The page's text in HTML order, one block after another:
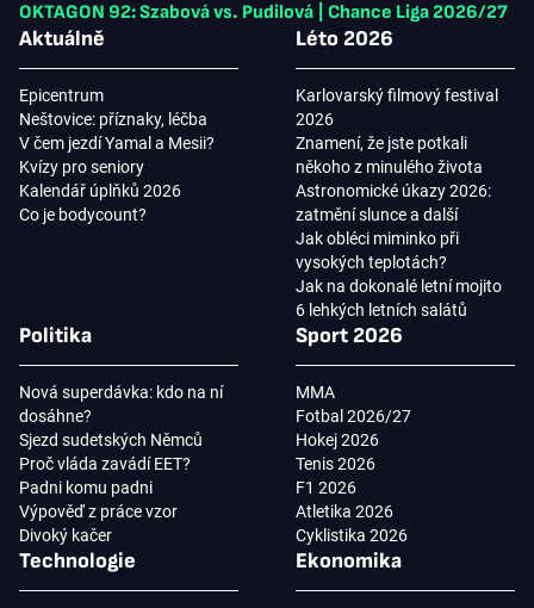
OKTAGON 92: Szabová vs. Pudilová
Chance Liga 2026/27
Aktuálně
Epicentrum
Neštovice: příznaky, léčba
V čem jezdí Yamal a Mesii?
Kvízy pro seniory
Kalendář úplňků 2026
Co je bodycount?
Léto 2026
Karlovarský filmový festival
2026
Znamení, že jste potkali
někoho z minulého života
Astronomické úkazy 2026:
zatmění slunce a další
Jak obléci miminko při
vysokých teplotách?
Jak na dokonalé letní mojito
6 lehkých letních salátů
Politika
Nová superdávka: kdo na ní
dosáhne?
Sjezd sudetských Němců
Proč vláda zavádí EET?
Padni komu padni
Výpověď z práce vzor
Divoký kačer
Sport 2026
MMA
Fotbal 2026/27
Hokej 2026
Tenis 2026
F1 2026
Atletika 2026
Cyklistika 2026
Technologie Ekonomika